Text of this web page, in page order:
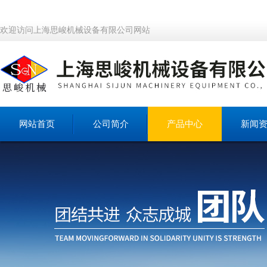
欢迎访问上海思峻机械设备有限公司网站
网站首页 公司简介 产品中心 新闻